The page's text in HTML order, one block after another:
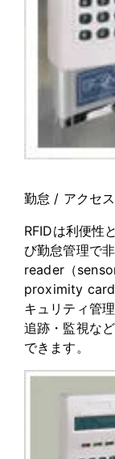
勤怠 / アクセ
RFIDは利便性
び勤怠管理で
reader（
proximity card
キュリティ管
追跡・監視な
できます。